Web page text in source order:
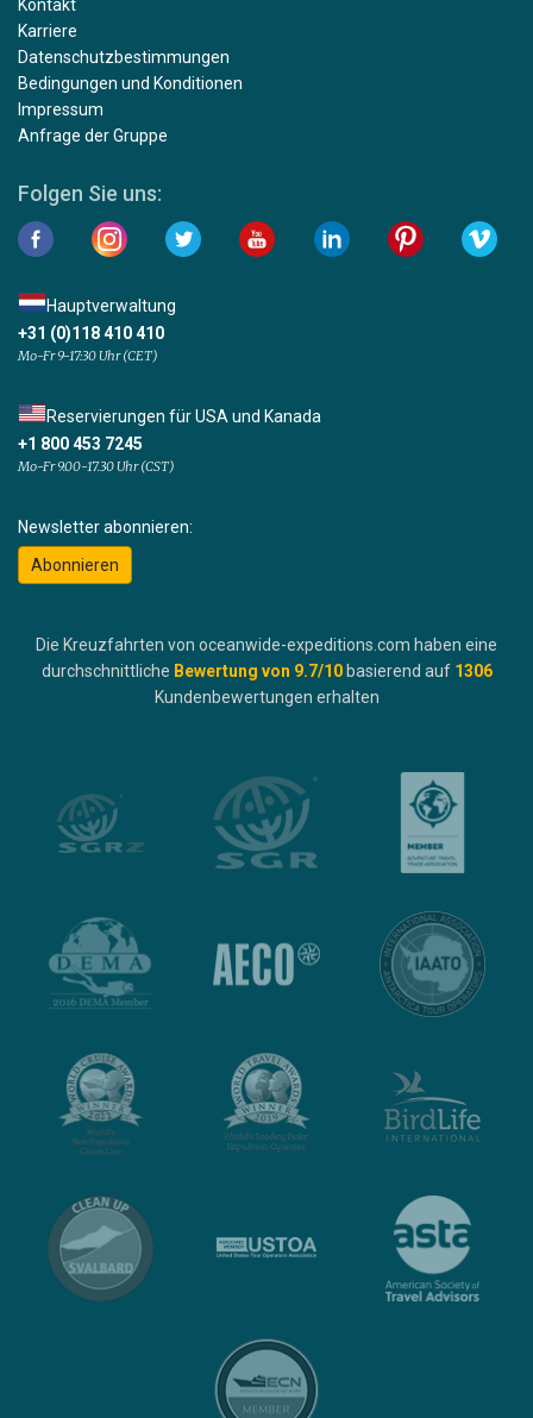
Kontakt
Karriere
Datenschutzbestimmungen
Bedingungen und Konditionen
Impressum
Anfrage der Gruppe
Folgen Sie uns:
Hauptverwaltung
+31 (0)118 410 410
Mo-Fr 9-17:30 Uhr (CET)
Reservierungen für USA und Kanada
+1 800 453 7245
Mo-Fr 9.00-17.30 Uhr (CST)
Newsletter abonnieren:
Abonnieren
Die Kreuzfahrten von oceanwide-expeditions.com haben eine
durchschnittliche Bewertung von 9.7/10 basierend auf 1306
Kundenbewertungen erhalten